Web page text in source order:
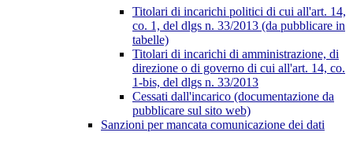
Titolari di incarichi politici di cui all'art. 14,
co. 1, del dlgs n. 33/2013 (da pubblicare in
tabelle)
Titolari di incarichi di amministrazione, di
direzione o di governo di cui all'art. 14, co.
1-bis, del dlgs n. 33/2013
Cessati dall'incarico (documentazione da
pubblicare sul sito web)
Sanzioni per mancata comunicazione dei dati